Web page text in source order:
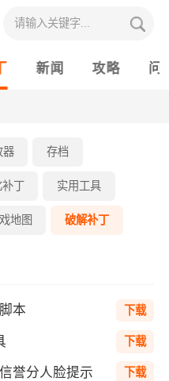
新闻 攻略 问
器 存档
丁 实用工具
地图 破解补丁
本 下载
下载
誉分人脸提示
下载